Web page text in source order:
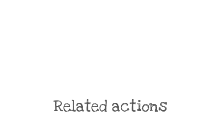
Related actions